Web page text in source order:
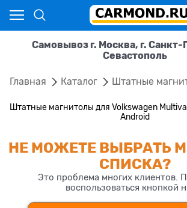
Самовывоз г. Москва, г. Санкт-
Севастополь
Главная Каталог Штатные
Штатные магнитолы для Volkswagen
Android
НЕ МОЖЕТЕ ВЫБРАТЬ
СПИСКА?
Это проблема многих клиентов.
воспользоваться кнопкой